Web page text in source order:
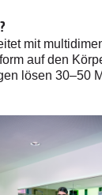
mit
auf den
lösen 30–50